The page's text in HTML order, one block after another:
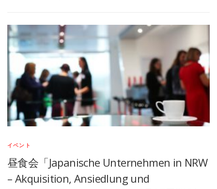
イベント
昼食会「Japanische Unternehmen in NRW
– Akquisition, Ansiedlung und